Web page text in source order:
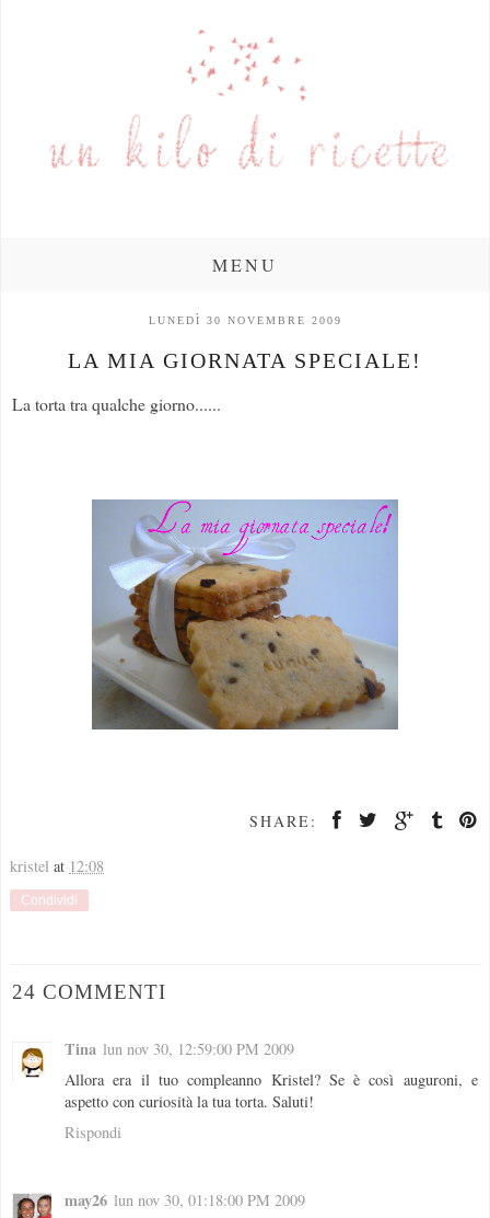
MENU
LUNEDÌ 30 NOVEMBRE 2009
LA MIA GIORNATA SPECIALE!
La torta tra qualche giorno......
SHARE:
kristel at 12:08
Condividi
24 COMMENTI
Tina lun nov 30, 12:59:00 PM 2009
Allora era il tuo compleanno Kristel? Se è così auguroni, e
aspetto con curiosità la tua torta. Saluti!
Rispondi
may26 lun nov 30, 01:18:00 PM 2009